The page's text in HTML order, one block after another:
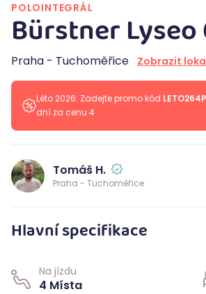
POLOINTEGRÁL
Bürstner Lyseo
Praha - Tuchoměřice Zobrazit
Léto 2026: Zadejte promo kód
dní za cenu 4
Tomáš H.
Praha - Tuchoměřice
Hlavní specifikace
Na jízdu
4 Místa